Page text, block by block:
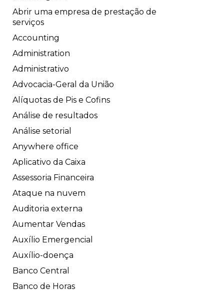
Abrir uma empresa de prestação de
serviços
Accounting
Administration
Administrativo
Advocacia-Geral da União
Alíquotas de Pis e Cofins
Análise de resultados
Análise setorial
Anywhere office
Aplicativo da Caixa
Assessoria Financeira
Ataque na nuvem
Auditoria externa
Aumentar Vendas
Auxílio Emergencial
Auxílio-doença
Banco Central
Banco de Horas